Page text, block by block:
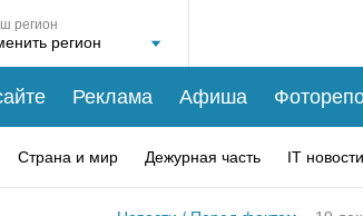
регион
Реклама Афиша
Страна и мир Дежурная часть IT новости